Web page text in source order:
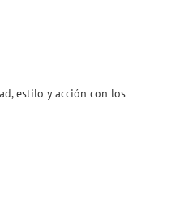
estilo y acción con los